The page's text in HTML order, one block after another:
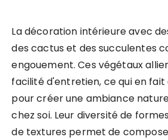
La décoration intérieure avec
des cactus et des succulentes
engouement. Ces végétaux
facilité d'entretien, ce qui en fait
pour créer une ambiance
chez soi. Leur diversité de
de textures permet de